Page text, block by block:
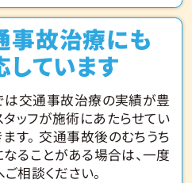
事故治療にも
しています
は交通事故治療の実績が豊
ッフが施術にあたらせてい
す。 交通事故後のむちうち
ることがある場合は、一度
相談ください。